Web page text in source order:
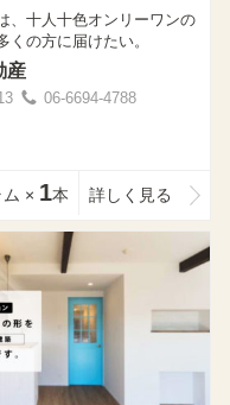
、十人十色オンリーワンの
の方に届けたい。
産
06-6694-4788
× 1本 詳しく見る